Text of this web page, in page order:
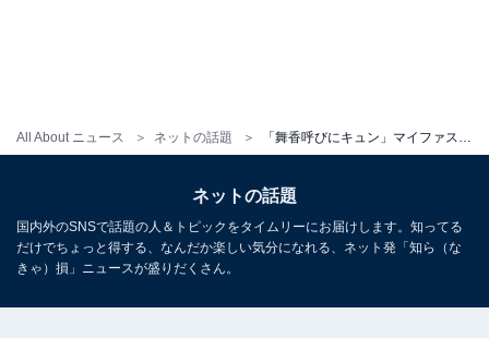
All About ニュース ネットの話題 「舞香呼びにキュン」マイファス・Hiro、年末年始は妻・山本舞香と実家で過ごす！「サムネ豪華だな」
ネットの話題
国内外のSNSで話題の人＆トピックをタイムリーにお届けします。知ってる
だけでちょっと得する、なんだか楽しい気分になれる、ネット発「知ら（な
きゃ）損」ニュースが盛りだくさん。